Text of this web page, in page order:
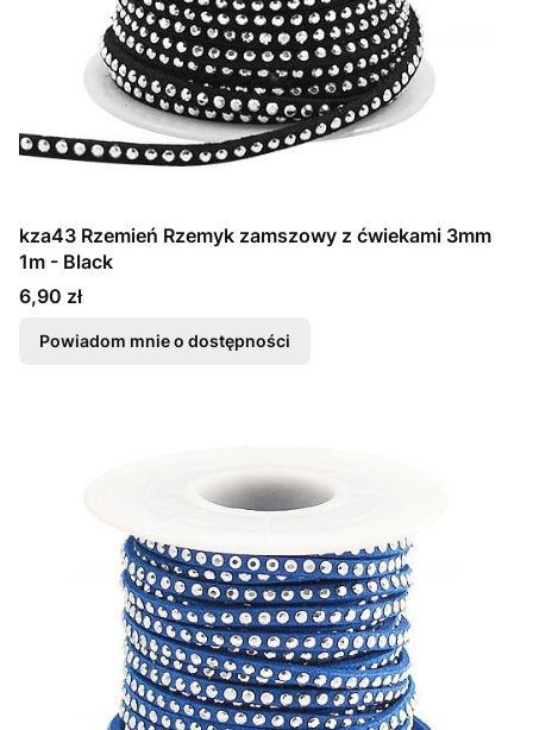
kza43 Rzemień Rzemyk zamszowy z ćwiekami 3mm
1m - Black
Cena
6,90 zł
Powiadom mnie o dostępności